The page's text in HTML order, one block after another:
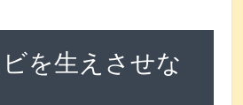
を生えさせな